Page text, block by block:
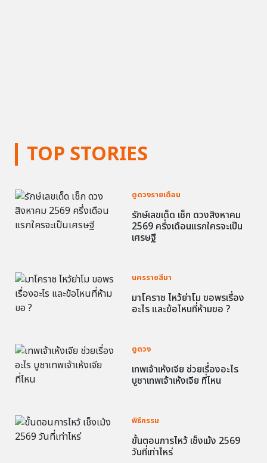
TOP STORIES
ดูดวงรายเดือน
รักษ์เลขเด็ด เช็ก ดวงสิงหาคม
2569 ครึ่งเดือนแรกใครจะเป็น
เศรษฐี
นครราชสีมา
มาโคราช ไหว้ย่าโม ขอพรเรื่อง
อะไร และข้อไหนที่ห้ามขอ ?
ดูดวง
เทพเจ้าเห้งเจีย ช่วยเรื่องอะไร
บูชาเทพเจ้าเห้งเจีย ที่ไหน
พิธีกรรม
ขั้นตอนการไหว้ เช็งเม้ง 2569
วันที่เท่าไหร่